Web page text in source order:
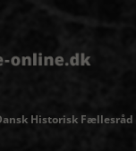
Historisk Fællesråd